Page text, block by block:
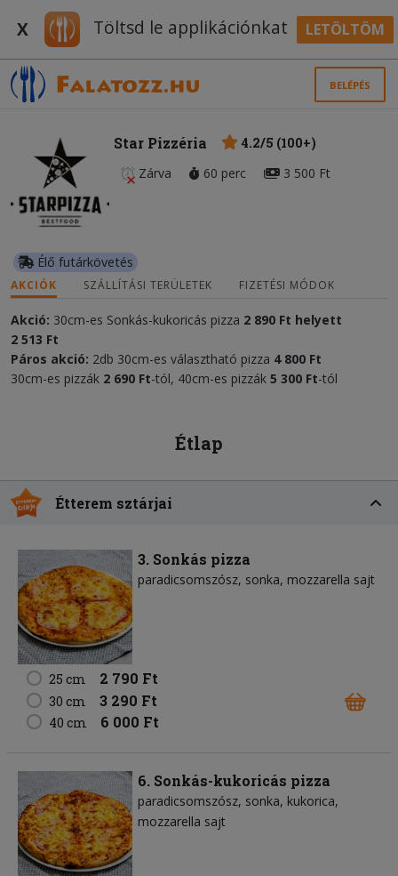
X Töltsd le applikációnkat LETÖLTÖM
BELÉPÉS
Star Pizzéria
4.2/5 (100+)
Zárva
60 perc 3 500 Ft
Élő futárkövetés
AKCIÓK SZÁLLÍTÁSI TERÜLETEK FIZETÉSI MÓDOK
Akció: 30cm-es Sonkás-kukoricás pizza 2 890 Ft helyett
2 513 Ft
Páros akció: 2db 30cm-es választható pizza 4 800 Ft
30cm-es pizzák 2 690 Ft-tól, 40cm-es pizzák 5 300 Ft-tól
Étlap
Étterem sztárjai
3. Sonkás pizza
paradicsomszósz sonka mozzarella sajt
25 cm 2 790 Ft
30 cm 3 290 Ft
40 cm 6 000 Ft
6. Sonkás-kukoricás pizza
paradicsomszósz sonka kukorica
mozzarella sajt